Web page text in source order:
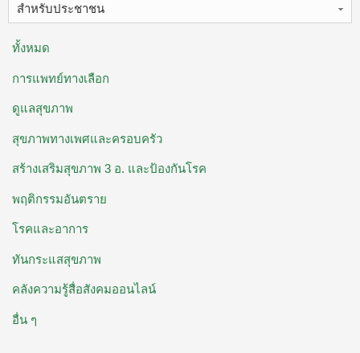
สำหรับประชาชน
ทั้งหมด
การแพทย์ทางเลือก
ดูแลสุขภาพ
สุขภาพทางเพศและครอบครัว
สร้างเสริมสุขภาพ 3 อ. ​และป้องกันโรค
พฤติกรรมอันตราย
โรคและอาการ
ทันกระแสสุขภาพ
คลังความรู้สื่อสังคมออนไลน์
อื่น ๆ